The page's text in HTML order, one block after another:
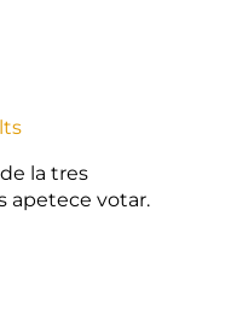
la tres
apetece votar.